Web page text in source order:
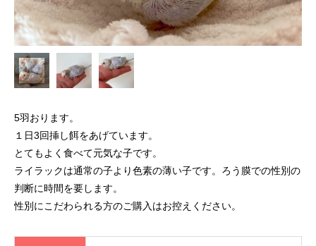
5羽おります。
１日3回挿し餌をあげています。
とてもよく食べて元気な子です。
ライラックは通常の子より色素の薄い子です。ろう膜での性別の
判断に時間を要します。
性別にこだわられる方のご購入はお控えください。